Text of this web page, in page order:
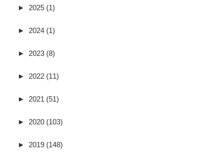
► 2025 (1)
► 2024 (1)
► 2023 (8)
► 2022 (11)
► 2021 (51)
► 2020 (103)
► 2019 (148)